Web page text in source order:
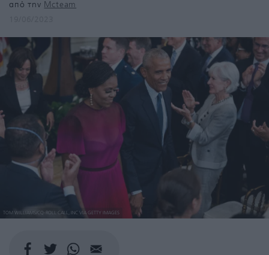
από την Mcteam
TOM WILLIAMS/CQ-ROLL CALL, INC VIA GETTY IMAGES